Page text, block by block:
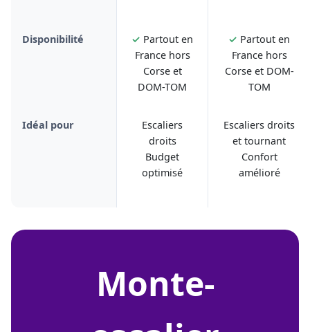
Disponibilité ✓ Partout en
France hors
Corse et
DOM-TOM
✓ Partout en
France hors
Corse et DOM-
TOM
Idéal pour
Escaliers
droits
Budget
optimisé
Escaliers droits
et tournant
Confort
amélioré
monte-